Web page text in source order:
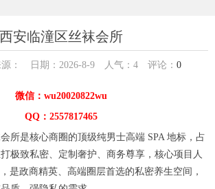
西安临潼区丝袜会所
： 日期：2026-8-9 人气： 4评论： 0
微信：wu20020822wu
QQ：2557817465
是核心商圈的顶级纯男士高端 SPA 地标，占
极致私密、定制奢护、商务尊享，核心项目人
是政商精英、高端圈层首选的私密养生空间，